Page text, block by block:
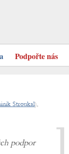
Podpořte nás
Stroukal),
podpor